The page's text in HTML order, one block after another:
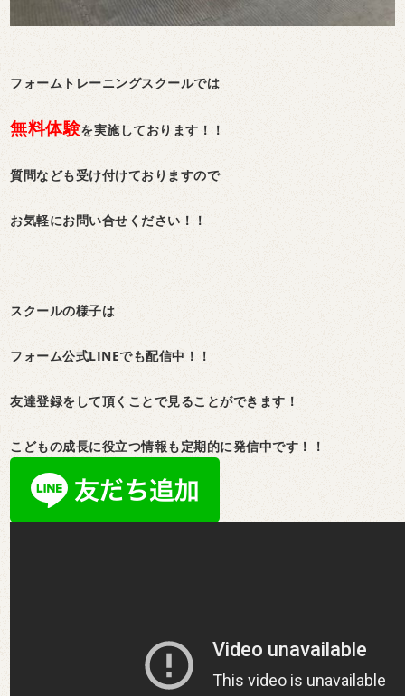
フォームトレーニングスクールでは
無料体験を実施しております！！
質問なども受け付けておりますので
お気軽にお問い合せください！！
スクールの様子は
フォーム公式LINEでも配信中！！
友達登録をして頂くことで見ることができます！
こどもの成長に役立つ情報も定期的に発信中です！！